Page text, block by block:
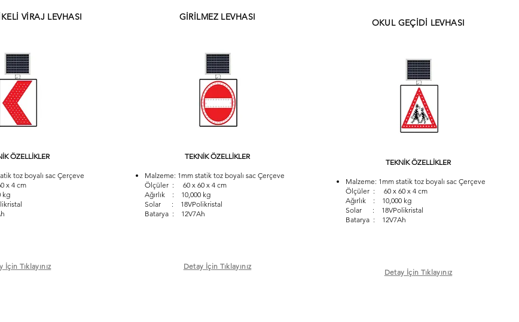
VİRAJ LEVHASI
ÖZELLİKLER
toz boyalı sac Çerçeve
x 4 cm
kg
İçin Tıklayınız
GİRİLMEZ LEVHASI
TEKNİK ÖZELLİKLER
Malzeme: 1mm statik toz boyalı sac Çerçeve
Ölçüler : 60 x 60 x 4 cm
Ağırlık : 10,000 kg
Solar : 18VPolikristal
Batarya : 12V7Ah
Detay İçin Tıklayınız
OKUL GEÇİDİ LEVHASI
TEKNİK ÖZELLİKLER
Malzeme: 1mm statik toz boyalı sac Çerçeve
Ölçüler : 60 x 60 x 4 cm
Ağırlık : 10,000 kg
Solar : 18VPolikristal
Batarya : 12V7Ah
Detay İçin Tıklayınız